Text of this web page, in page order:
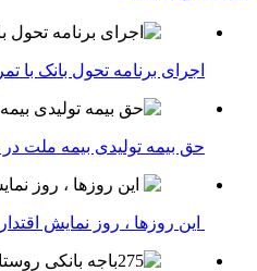
اجرای برنامه تحول بانک با
حق بیمه تولیدی بیمه ملت در چهار
این روزها ، روز نمایش